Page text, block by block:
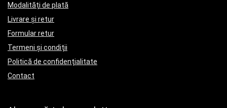
Modalități de plată
Livrare și retur
Formular retur
Termeni și condiții
Politică de confidențialitate
Contact